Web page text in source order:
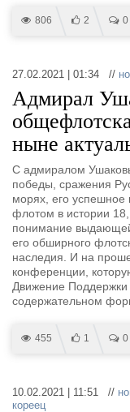
806 2 0
27.02.2021 | 01:34 //
Адмирал
ныне
С адмиралом
победы, сражения
морях, его успешное
флотом в истории
понимание
его обширного
наследия. И на
конференции,
Движение Поддержки
содержательном
455 1 0
10.02.2021 | 11:51 //
кореец